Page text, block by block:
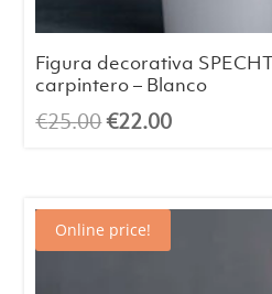
Figura decorativa
carpintero – Blanco
€25.00El
era:
€25.00.
€22.00El
es:
Online price!